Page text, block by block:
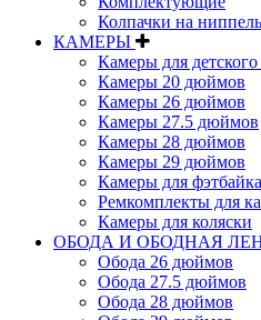
Колпачки на ниппель
КАМЕРЫ
Камеры для детского
Камеры 20 дюймов
Камеры 26 дюймов
Камеры 27.5 дюймов
Камеры 28 дюймов
Камеры 29 дюймов
Камеры для фэтбайка
Ремкомплекты для
Камеры для коляски
ОБОДА И ОБОДНАЯ
Обода 26 дюймов
Обода 27.5 дюймов
Обода 28 дюймов